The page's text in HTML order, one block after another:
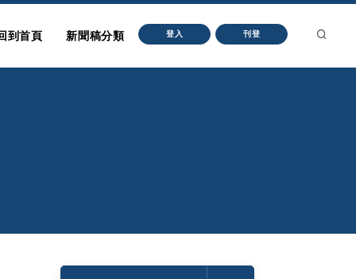
到首頁 新聞稿分類 登入 刊登